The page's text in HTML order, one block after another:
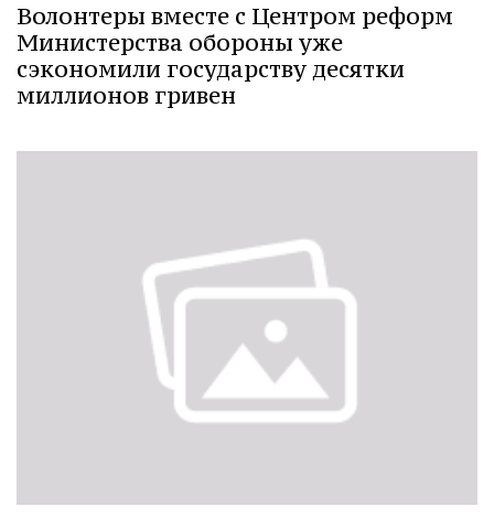
Волонтеры вместе с Центром реформ
Министерства обороны уже
сэкономили государству десятки
миллионов гривен